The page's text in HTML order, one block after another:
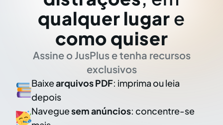
qualquer lugar e
como quiser
Assine o JusPlus e tenha recursos
exclusivos
Baixearquivos PDF: imprima ou leia
depois
Naveguesem anúncios: concentre-se